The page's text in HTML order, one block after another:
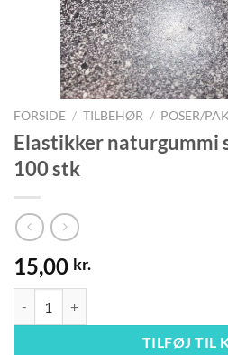
FORSIDE / TILBEHØR / POSER/
Elastikker naturgummi
100 stk
15,00 kr.
TILFØJ TIL